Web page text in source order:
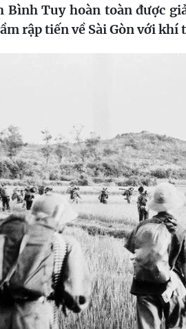
Bình Tuy hoàn toàn được
rập tiến về Sài Gòn với